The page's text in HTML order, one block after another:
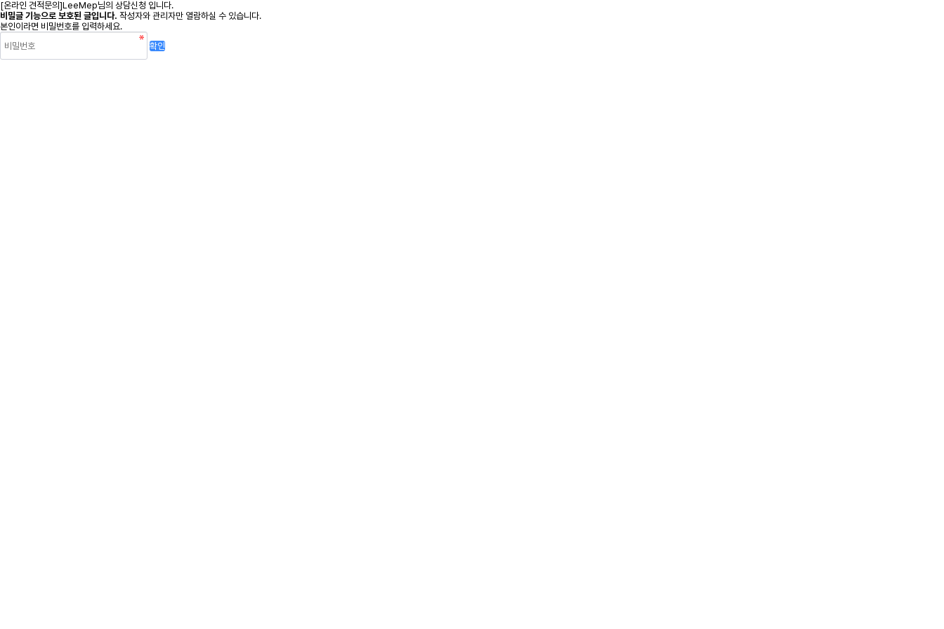
[온라인 견적문의]LeeMep님의 상담신청 입니다.
비밀글 기능으로 보호된 글입니다. 작성자와 관리자만 열람하실 수 있습니다.
본인이라면 비밀번호를 입력하세요.